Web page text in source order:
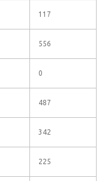
117
556
0
487
342
225